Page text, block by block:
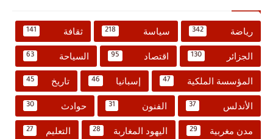
رياضة 342 سياسة 218 ثقافة 141
الجزائر 130 اقتصاد 95 السياحة 63
المؤسسة الملكية 47 إسبانيا 46 تاريخ 45
الأندلس 37 الفنون 31 حوادث 30
مدن مغربية 29 اليهود المغاربة 28 التعليم 27